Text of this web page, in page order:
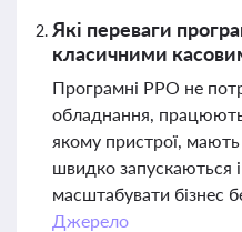
Які переваги
класичними
Програмні РРО не
обладнання, працюють
якому пристрої,
швидко запускаються
масштабувати бізнес
Джерело